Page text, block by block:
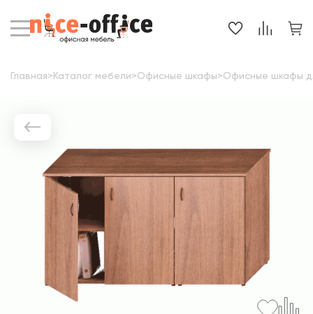
Главная> Каталог мебели>Офисные шкафы>Офисные шкафы